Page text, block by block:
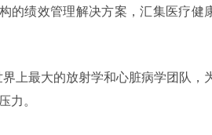
的绩效管理解决方案，汇集医疗健
上最大的放射学和心脏病学团队，
力。